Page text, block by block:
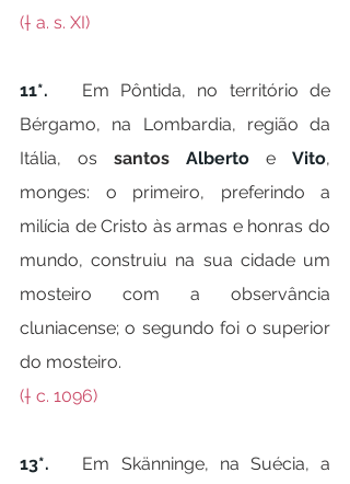
(† a. s. XI)
11*. Em Pôntida, no território de
Bérgamo, na Lombardia, região da
Itália, os santos Alberto e Vito,
monges: o primeiro, preferindo a
milícia de Cristo às armas e honras do
mundo, construiu na sua cidade um
mosteiro com a observância
cluniacense; o segundo foi o superior
do mosteiro.
(† c. 1096)
13*.